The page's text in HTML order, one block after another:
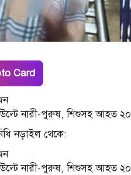
Card
উল্টে নারী-পুরুষ, শিশুসহ আহত ২০
নড়াইল থেকে:
উল্টে নারী-পুরুষ, শিশুসহ আহত ২০